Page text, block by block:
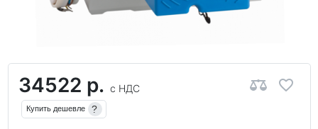
34522 р. с НДС
Купить дешевле ?